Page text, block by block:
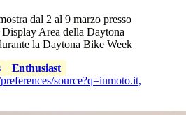
dal 2 al 9 marzo presso
Area della Daytona
la Daytona Bike Week
Enthusiast
source?q=inmoto.it,